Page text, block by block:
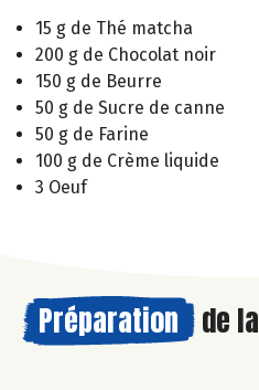
15 g de Thé matcha
200 g de Chocolat noir
150 g de Beurre
50 g de Sucre de canne
50 g de Farine
100 g de Crème liquide
3 Oeuf
Préparation de la